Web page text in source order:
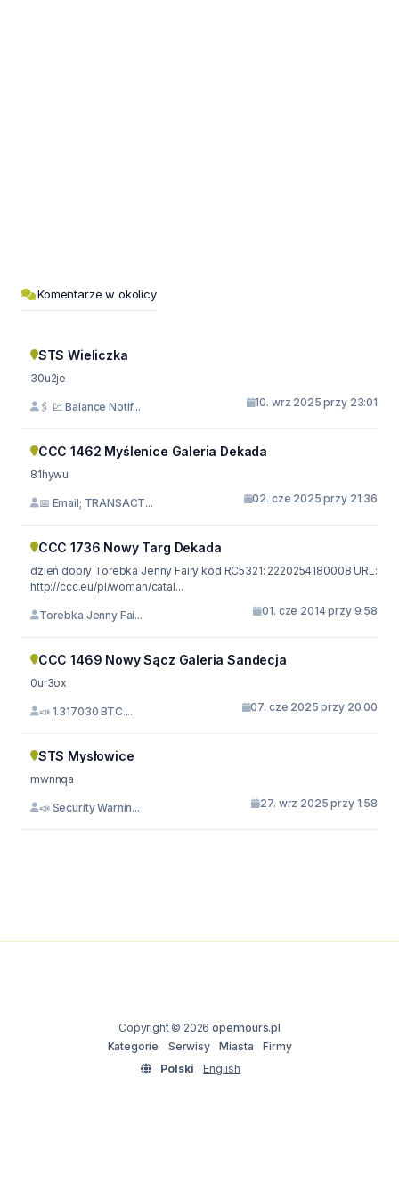
Komentarze w okolicy
STS Wieliczka
30u2je
🖇 💹 Balance Notif... 10. wrz 2025 przy 23:01
CCC 1462 Myślenice Galeria Dekada
81hywu
📅 Email; TRANSACT... 02. cze 2025 przy 21:36
CCC 1736 Nowy Targ Dekada
dzień dobry Torebka Jenny Fairy kod RC5321: 2220254180008 URL:
http://ccc.eu/pl/woman/catal...
Torebka Jenny Fai... 01. cze 2014 przy 9:58
CCC 1469 Nowy Sącz Galeria Sandecja
0ur3ox
📣 1.317030 BTC.... 07. cze 2025 przy 20:00
STS Mysłowice
mwnnqa
📣 Security Warnin... 27. wrz 2025 przy 1:58
Copyright © 2026openhours.pl
Kategorie
Serwisy Miasta
Firmy
Polski
English